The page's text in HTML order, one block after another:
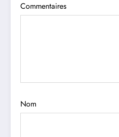
Commentaires
Nom